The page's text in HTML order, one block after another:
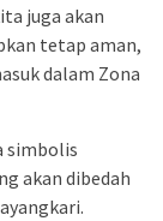
juga akan
tetap aman,
dalam Zona
simbolis
akan dibedah